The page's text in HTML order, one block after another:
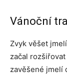
Vánoční
Zvyk věšet
začal
zavěšené jmelí